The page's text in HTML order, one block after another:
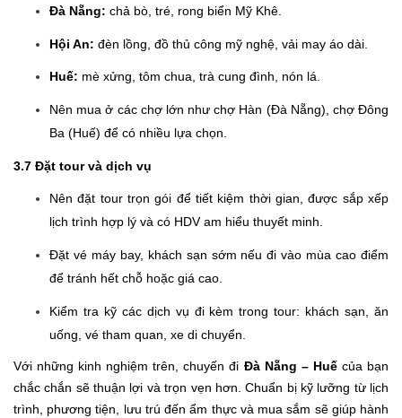
Đà Nẵng: chả bò, tré, rong biển Mỹ Khê.
Hội An: đèn lồng, đồ thủ công mỹ nghệ, vải may áo dài.
Huế: mè xửng, tôm chua, trà cung đình, nón lá.
Nên mua ở các chợ lớn như chợ Hàn (Đà Nẵng), chợ Đông
Ba (Huế) để có nhiều lựa chọn.
3.7 Đặt tour và dịch vụ
Nên đặt tour trọn gói để tiết kiệm thời gian, được sắp xếp
lịch trình hợp lý và có HDV am hiểu thuyết minh.
Đặt vé máy bay, khách sạn sớm nếu đi vào mùa cao điểm
để tránh hết chỗ hoặc giá cao.
Kiểm tra kỹ các dịch vụ đi kèm trong tour: khách sạn, ăn
uống, vé tham quan, xe di chuyển.
Với những kinh nghiệm trên, chuyến đi Đà Nẵng – Huếcủa bạn
chắc chắn sẽ thuận lợi và trọn vẹn hơn. Chuẩn bị kỹ lưỡng từ lịch
trình, phương tiện, lưu trú đến ẩm thực và mua sắm sẽ giúp hành